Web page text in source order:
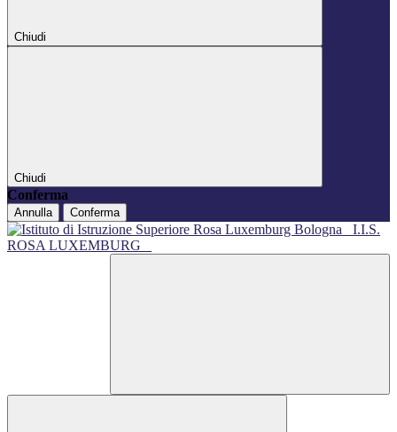
Chiudi
Chiudi
Conferma
Annulla Conferma
I.I.S.
ROSA LUXEMBURG